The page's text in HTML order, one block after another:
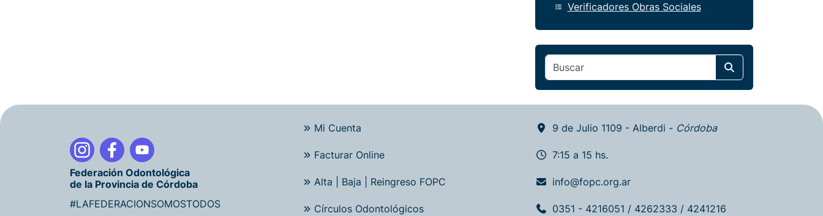
Verificadores Obras Sociales
Federación Odontológica
de la Provincia de Córdoba
#LAFEDERACIONSOMOSTODOS
Mi Cuenta
Facturar Online
Alta | Baja | Reingreso FOPC
Círculos Odontológicos
9 de Julio 1109 - Alberdi - Córdoba
7:15 a 15 hs.
info@fopc.org.ar
0351 - 4216051 / 4262333 / 4241216